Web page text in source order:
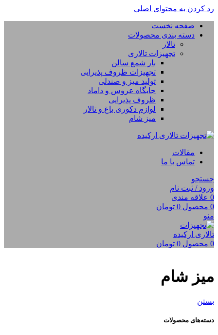
رد کردن به محتوای اصلی
صفحه نخست
دسته بندی محصولات
تالار
تجهیزات تالاری
بار شمع سالن
تجهیزات ظروف پذیرایی
تولید میز و صندلی
جایگاه عروس و داماد
ظروف پذیرایی
لوازم دکوری باغ و تالار
میز شام
مقالات
تماس با ما
جستجو
ورود / ثبت نام
0 علاقه مندی
0 محصول 0 تومان
منو
0 محصول 0 تومان
میز شام
بستن
دسته‌های محصولات